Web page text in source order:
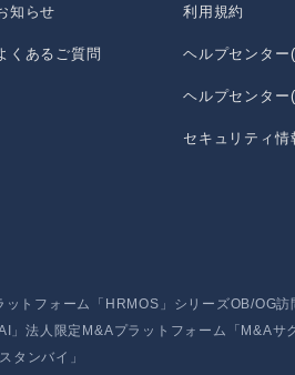
知らせ
くあるご質問
利用規約
ヘルプセンタ
ヘルプセンタ
セキュリティ情
ットフォーム「HRMOS」シリーズOB/OG訪
」法人限定M&Aプラットフォーム「M&Aサ
タンバイ」